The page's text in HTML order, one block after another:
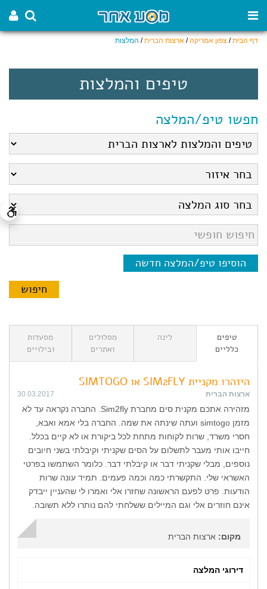
דף הבית/ צפון אמריקה/ ארצות הברית/ המלצות
טיפים והמלצות
חפשו טיפ/המלצה
הוסיפו טיפ/המלצה חדשה
טיפים
כלליים
לינה
מסלולים
ואתרים
מסעדות
ובילויים
היזהרו מקניית SIM2FLY או SIMTOGO
ארצות הברית 30.03.2017
מזהירה אתכם מקנית סים מחברת Sim2fly. החברה נקראה עד לא
מזמן simtogo ועתה שינתה את שמה. החברה בלי אמא ואבא,
חסרי משרד, שרות לקוחות מתחת לכל ביקורת או לא קיים בכלל.
חייבו אותי מעבר לתשלום על הסים שקניתי וקיבלתי בשני חיובים
נוספים, מבלי שקניתי דבר או קיבלתי דבר. כלומר השתמשו בפרטי
האשראי שלי. התקשרתי כמה וכמה פעמים. תמיד עונה שרות
הודעות. פרט לפעם הראשונה שחזרו אלי ואמרו לי שהעניין ייבדק
אינם חוזרים אלי וגם המיילים ששלחתי להם נותרו ללא תשובה.
מקום: ארצות הברית
דירוגי המלצה